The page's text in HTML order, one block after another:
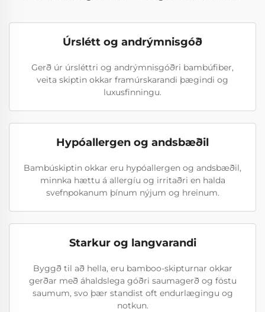
Úrslétt og andrýmnisgóð
Gerð úr úrsléttri og andrýmnisgóðri bambúfiber,
veita skiptin okkar framúrskarandi þægindi og
luxusfinningu.
Hypóallergen og andsbæðil
Bambúskiptin okkar eru hypóallergen og andsbæðil,
minnka hættu á allergíu og irritaðri en halda
svefnpokanum þínum nýjum og hreinum.
Starkur og langvarandi
Byggð til að hella, eru bamboo-skipturnar okkar
gerðar með áhaldslega góðri saumagerð og föstu
saumum, svo þær standist oft endurlægingu og
notkun.